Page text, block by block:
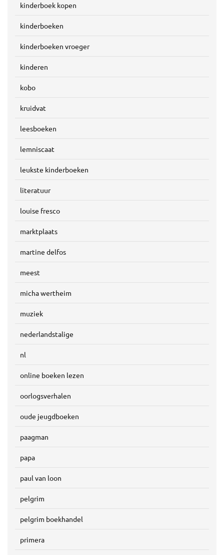
kinderboek kopen
kinderboeken
kinderboeken vroeger
kinderen
kobo
kruidvat
leesboeken
lemniscaat
leukste kinderboeken
literatuur
louise fresco
marktplaats
martine delfos
meest
micha wertheim
muziek
nederlandstalige
nl
online boeken lezen
oorlogsverhalen
oude jeugdboeken
paagman
papa
paul van loon
pelgrim
pelgrim boekhandel
primera